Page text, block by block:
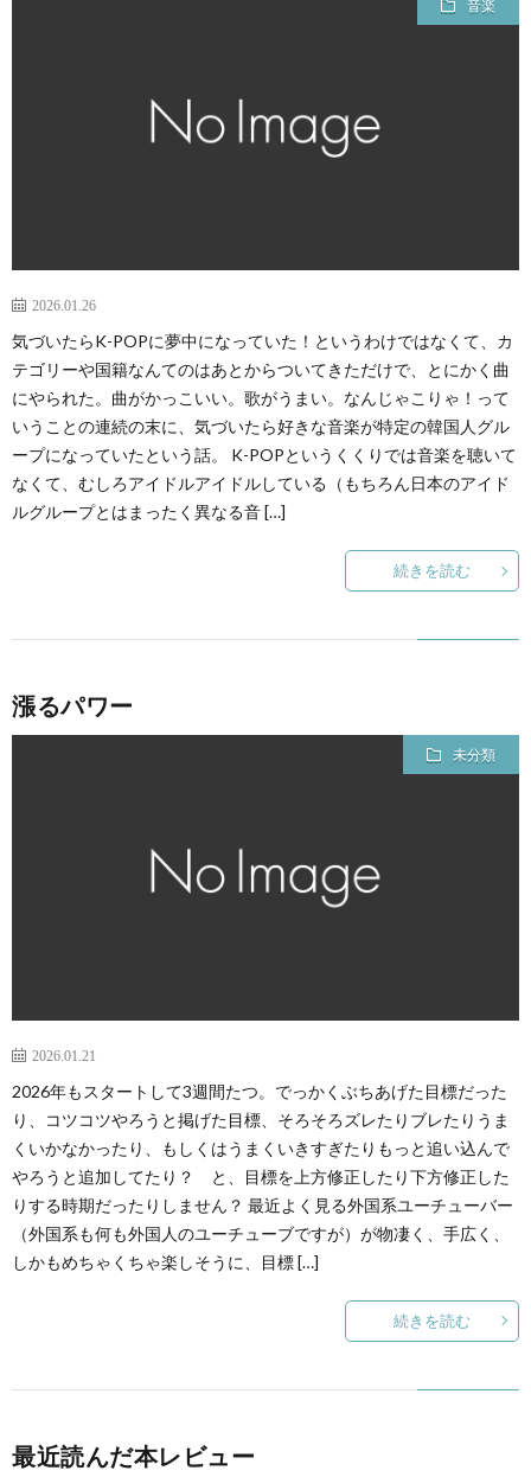
音楽
2026.01.26
気づいたらK-POPに夢中になっていた！というわけではなくて、カ
テゴリーや国籍なんてのはあとからついてきただけで、とにかく曲
にやられた。曲がかっこいい。歌がうまい。なんじゃこりゃ！って
いうことの連続の末に、気づいたら好きな音楽が特定の韓国人グル
ープになっていたという話。 K-POPというくくりでは音楽を聴いて
なくて、むしろアイドルアイドルしている（もちろん日本のアイド
ルグループとはまったく異なる音 […]
続きを読む
漲るパワー
未分類
2026.01.21
2026年もスタートして3週間たつ。でっかくぶちあげた目標だった
り、コツコツやろうと掲げた目標、そろそろズレたりブレたりうま
くいかなかったり、もしくはうまくいきすぎたりもっと追い込んで
やろうと追加してたり？ と、目標を上方修正したり下方修正した
りする時期だったりしません？ 最近よく見る外国系ユーチューバー
（外国系も何も外国人のユーチューブですが）が物凄く、手広く、
しかもめちゃくちゃ楽しそうに、目標 […]
続きを読む
最近読んだ本レビュー